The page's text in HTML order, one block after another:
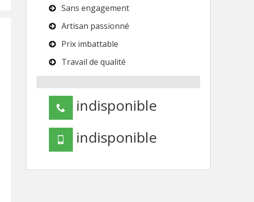
Sans engagement
Artisan passionné
Prix imbattable
Travail de qualité
indisponible
indisponible